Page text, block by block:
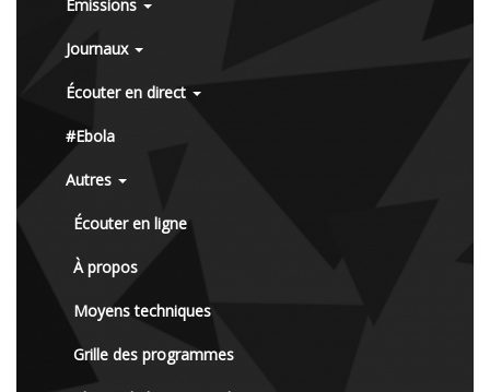
Émissions
Journaux
Écouter en direct
#Ebola
Autres
Écouter en ligne
À propos
Moyens techniques
Grille des programmes